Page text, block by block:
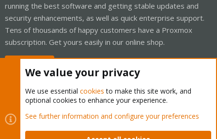
running the best software and getting stable updates and
security enhancements, as well as quick enterprise support.
Tens of thousands of happy customers have a Proxmox
subscription. Get yours easily in our online shop.
Cookies
Proxmox Support Forum - Light Mode
Contact us
Terms and rules Privacy policy Help Home
We value your privacy
We use essential cookies to make this site work, and
optional cookies to enhance your experience.
See further information and configure your preferences